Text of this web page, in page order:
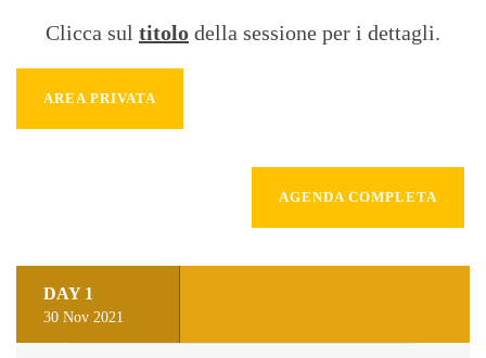
Clicca sul titolo della sessione per i dettagli.
AREA PRIVATA
AGENDA COMPLETA
DAY 1
30 Nov 2021